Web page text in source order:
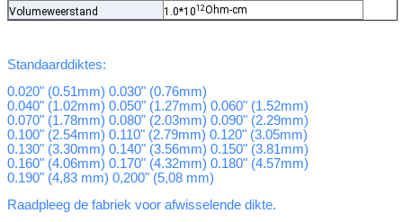
Volumeweerstand
1.0*1012Ohm-cm
Standaarddiktes:
0.020" (0.51mm) 0.030" (0.76mm)
0.040" (1.02mm) 0.050" (1.27mm) 0.060" (1.52mm)
0.070" (1.78mm) 0.080" (2.03mm) 0.090" (2.29mm)
0.100" (2.54mm) 0.110" (2.79mm) 0.120" (3.05mm)
0.130" (3.30mm) 0.140" (3.56mm) 0.150" (3.81mm)
0.160" (4.06mm) 0.170" (4.32mm) 0.180" (4.57mm)
0.190" (4,83 mm) 0,200" (5,08 mm)
Raadpleeg de fabriek voor afwisselende dikte.